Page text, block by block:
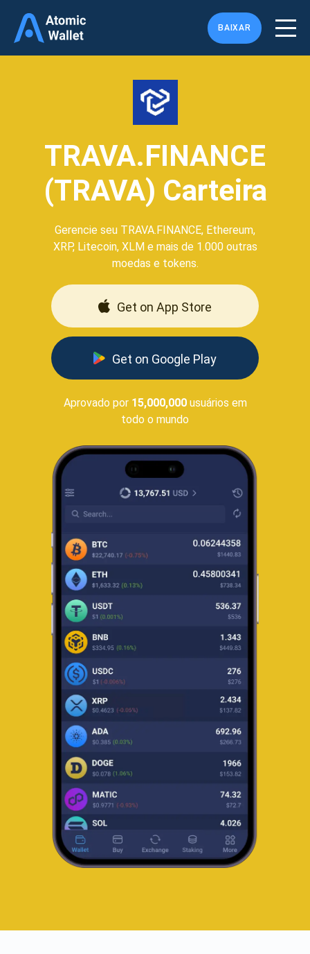
BAIXAR
TRAVA.FINANCE
(TRAVA) Carteira
Gerencie seu TRAVA.FINANCE, Ethereum,
XRP, Litecoin, XLM e mais de 1.000 outras
moedas e tokens.
Get on App Store
Get on Google Play
Aprovado por 15,000,000usuários em
todo o mundo